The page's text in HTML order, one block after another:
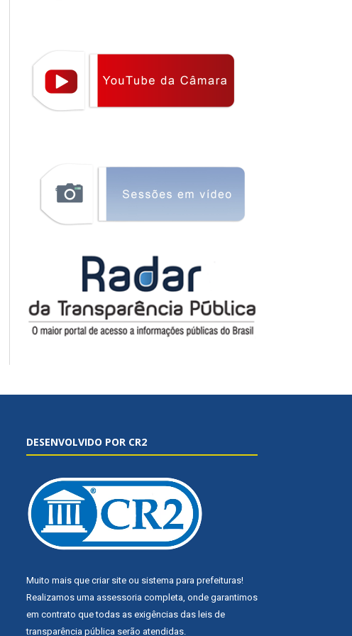
DESENVOLVIDO POR CR2
Muito mais que criar site ou sistema para prefeituras!
Realizamos uma assessoria completa, onde garantimos
em contrato que todas as exigências das leis de
transparência pública serão atendidas.